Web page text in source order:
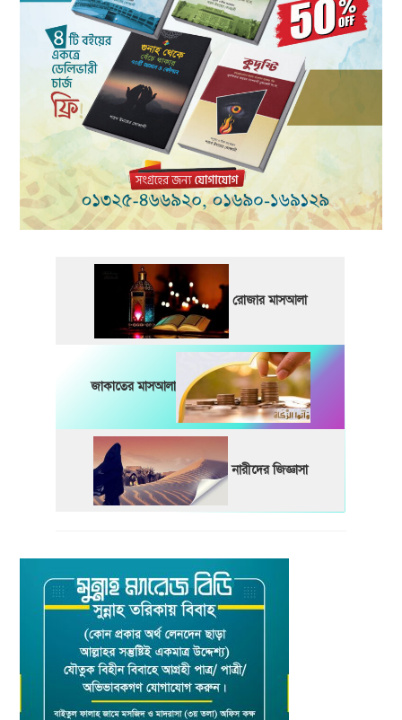
রোজার মাসআলা
জাকাতের মাসআলা
নারীদের জিজ্ঞাসা